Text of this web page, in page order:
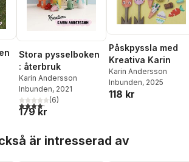
antal röster:
Stora pysselboken
: återbruk
Karin Andersson
Inbunden, 2021
4,2utav 5 stjärnor. Totalt antal röster:
(6)
179 kr
Påskpyssla med
Kreativa Karin
Karin Andersson
Inbunden, 2025
118 kr
är intresserad av